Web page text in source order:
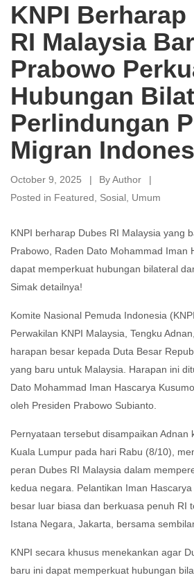
KNPI Berharap
RI Malaysia
Prabowo
Hubungan
Perlindungan
Migran
October 9, 2025 ByAuthor
Posted in Featured Sosial Umum
KNPI berharap Dubes RI Malaysia yang
Prabowo, Raden Dato Mohammad Iman
dapat memperkuat hubungan bilateral
Simak detailnya!
Komite Nasional Pemuda Indonesia
Perwakilan KNPI Malaysia, Tengku
harapan besar kepada Duta Besar
yang baru untuk Malaysia. Harapan ini
Dato Mohammad Iman Hascarya
oleh Presiden Prabowo Subianto.
Pernyataan tersebut disampaikan Adnan
Kuala Lumpur pada hari Rabu (8/10),
peran Dubes RI Malaysia dalam
kedua negara. Pelantikan Iman
besar luar biasa dan berkuasa penuh RI
Istana Negara, Jakarta, bersama
KNPI secara khusus menekankan agar
baru ini dapat memperkuat hubungan